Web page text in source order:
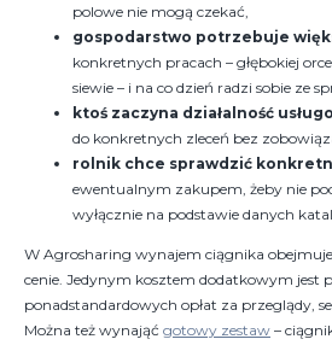
polowe nie mogą czekać,
gospodarstwo potrzebuje
konkretnych pracach – głębokiej
siewie – i na co dzień radzi sobie ze
ktoś zaczyna działalność
do konkretnych zleceń bez
rolnik chce sprawdzić
ewentualnym zakupem, żeby nie
wyłącznie na podstawie danych
W Agrosharing wynajem ciągnika
cenie. Jedynym kosztem dodatkowym jest
ponadstandardowych opłat za przeglądy,
Można też wynająć gotowy zestaw –